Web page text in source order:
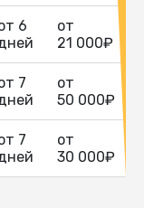
6
от
21 000₽
7
от
50 000₽
7
от
30 000₽